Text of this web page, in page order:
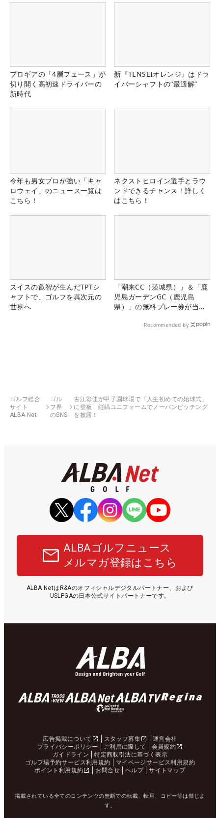
プロギアの「4層フェース」が
切り開く高初速ドライバーの
新時代
新『TENSEIオレンジ』はドラ
イバーシャフトの“最適解”
今年も男女プロが強い「キャ
ロウェイ」のニュース一覧は
こちら！
ネクストヒロイン選手とラウ
ンドできるチャンス！詳しく
はこちら！
スイスの叡智が生んだTPTシ
ャフトで、ゴルフを異次元の
世界へ
「潮来CC（茨城県）」＆「鹿
児島ガーデンGC（鹿児島
県）」の無料プレー券が当た
Recommended by
ゴルフ総合
サイト
ALBA Net
ゴル
フ界
のSNS
古江彩佳が甲子園球場で「人生初めての始球式」
に登板 縦縞ユニフォームでノーバンピッチング
を披露！
ALBAゴルフニュース
メルマガ登録はこちら
ALBA NetはR&Aのオフィシャルデジタルパートナー、および
USLPGAの日本公式サイトパートナーです。
広告掲載について スタッフ募集
運営会社
プライバシーポリシー
ご利用に際して
会員規約
ガイドライン
特定商取引法に基づく表示
ゴルフ場予約サービス利用規約
マイページサービス利用規約
ポイント利用規約
お問合せ ヘルプ サイトマップ
掲載されている全てのコンテンツの無断での転載、転用、コピー等は禁じま
す。